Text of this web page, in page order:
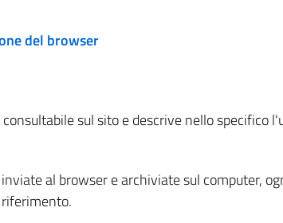
del browser
sul sito e descrive nello specifico
al browser e archiviate sul computer,